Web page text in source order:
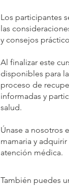
Los participantes
las
y consejos
Al finalizar este
disponibles para
proceso de
informadas y
salud.
Únase a nosotros
mamaria y
atención médica.
También puedes